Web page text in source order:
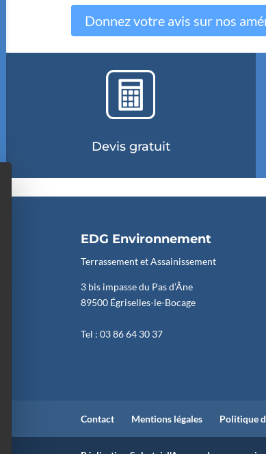
Masquer le bandeau des
Donnez votre avis sur nos
Devis gratuit
EDG Environnement
Terrassement et Assainissement
3 bis impasse du Pas d’Âne
89500 Égriselles-le-Bocage
Tel : 03 86 64 30 37
Contact Mentions légales Politique